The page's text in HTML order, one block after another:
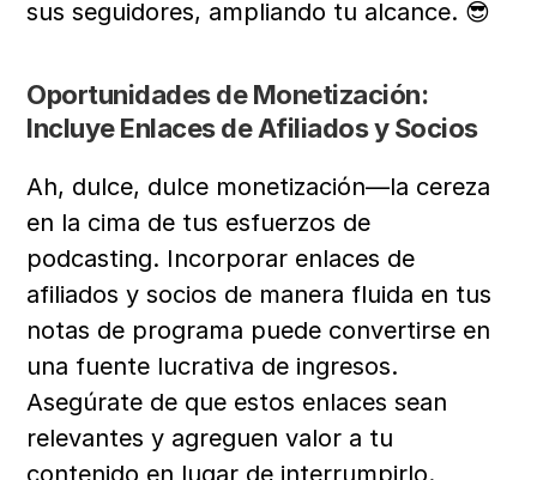
sus seguidores, ampliando tu alcance. 😎
Oportunidades de Monetización:
Incluye Enlaces de Afiliados y Socios
Ah, dulce, dulce monetización—la cereza
en la cima de tus esfuerzos de
podcasting. Incorporar enlaces de
afiliados y socios de manera fluida en tus
notas de programa puede convertirse en
una fuente lucrativa de ingresos.
Asegúrate de que estos enlaces sean
relevantes y agreguen valor a tu
contenido en lugar de interrumpirlo.